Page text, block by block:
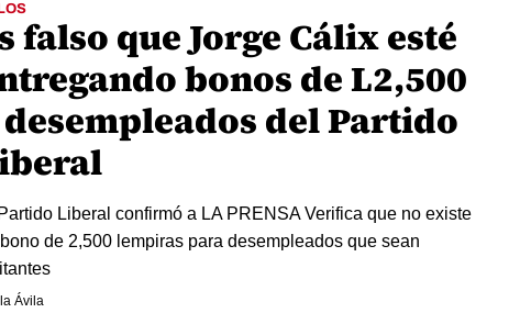
falso que Jorge Cálix esté
bonos de L2,500
del Partido
Liberal confirmó a LA PRENSA Verifica que no existe
de 2,500 lempiras para desempleados que sean
Ávila